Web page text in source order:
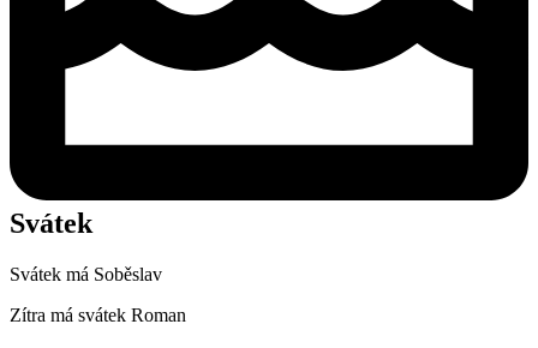
Svátek
Svátek má Soběslav
Zítra má svátek Roman